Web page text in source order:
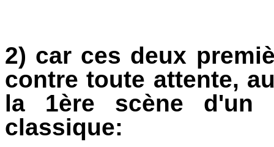
2) car ces deux
contre toute attente,
la 1ère scène d'un
classique: